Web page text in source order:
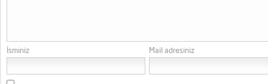
İsminiz Mail adresiniz